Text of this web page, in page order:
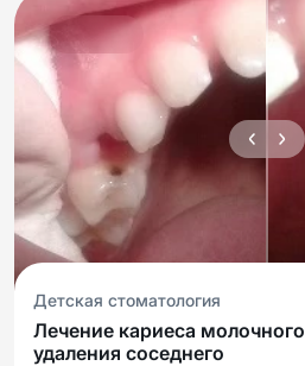
Детская стоматология
Лечение кариеса
удаления соседнего